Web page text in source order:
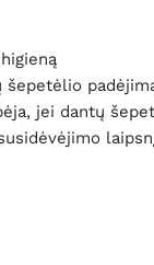
jei dantų